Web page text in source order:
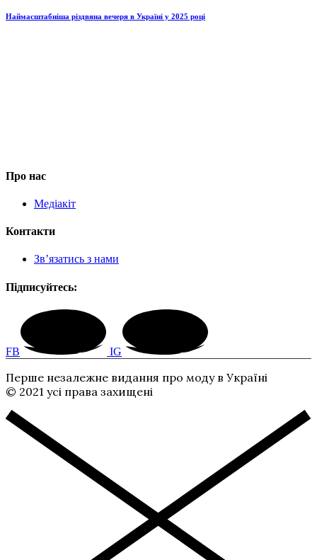
Наймасштабніша різдвяна вечеря в Україні у 2025 році
Про нас
Медіакіт
Контакти
Зв’язатись з нами
Підписуйтесь:
FB IG
Перше незалежне видання про моду в Україні
© 2021 усі права захищені